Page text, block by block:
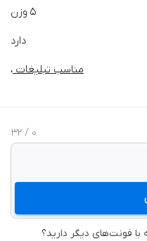
5 وزن
دارد
مناسب تبلیغات ،
0
/ 32
با فونت‌های دیگر دارید؟